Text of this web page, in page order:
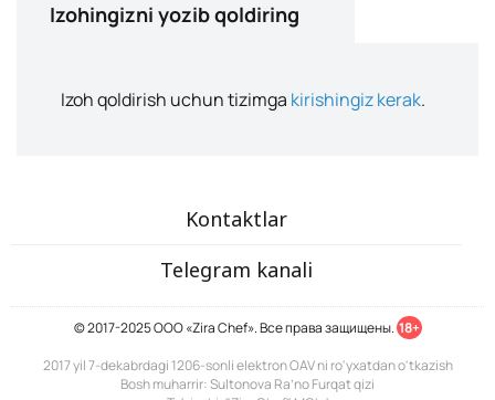
Izohingizni yozib qoldiring
Izoh qoldirish uchun tizimga kirishingiz kerak.
Kontaktlar
Telegram kanali
© 2017-2025 ООО «Zira Chef». Все права защищены. 18+
2017 yil 7-dekabrdagi 1206-sonli elektron OAV ni ro'yxatdan o'tkazish
Bosh muharrir: Sultonova Ra’no Furqat qizi